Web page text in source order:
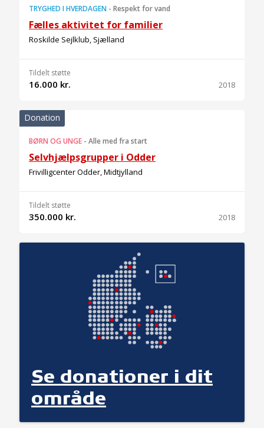
Se donationer i dit
område
TRYGHED I HVERDAGEN - Respekt for vand
Fælles aktivitet for familier
Roskilde Sejlklub, Sjælland
Tildelt støtte
16.000 kr. 2018
Donation
BØRN OG UNGE - Alle med fra start
Selvhjælpsgrupper i Odder
Frivilligcenter Odder, Midtjylland
Tildelt støtte
350.000 kr. 2018